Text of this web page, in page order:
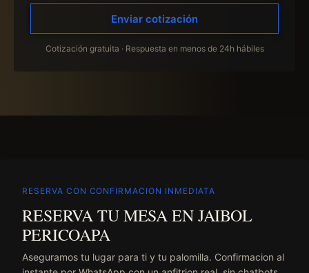
Enviar cotización
Cotización gratuita · Respuesta en menos de 24h hábiles
RESERVA CON CONFIRMACION INMEDIATA
RESERVA TU MESA EN JAIBOL
PERICOAPA
Aseguramos tu lugar para ti y tu palomilla. Confirmacion al